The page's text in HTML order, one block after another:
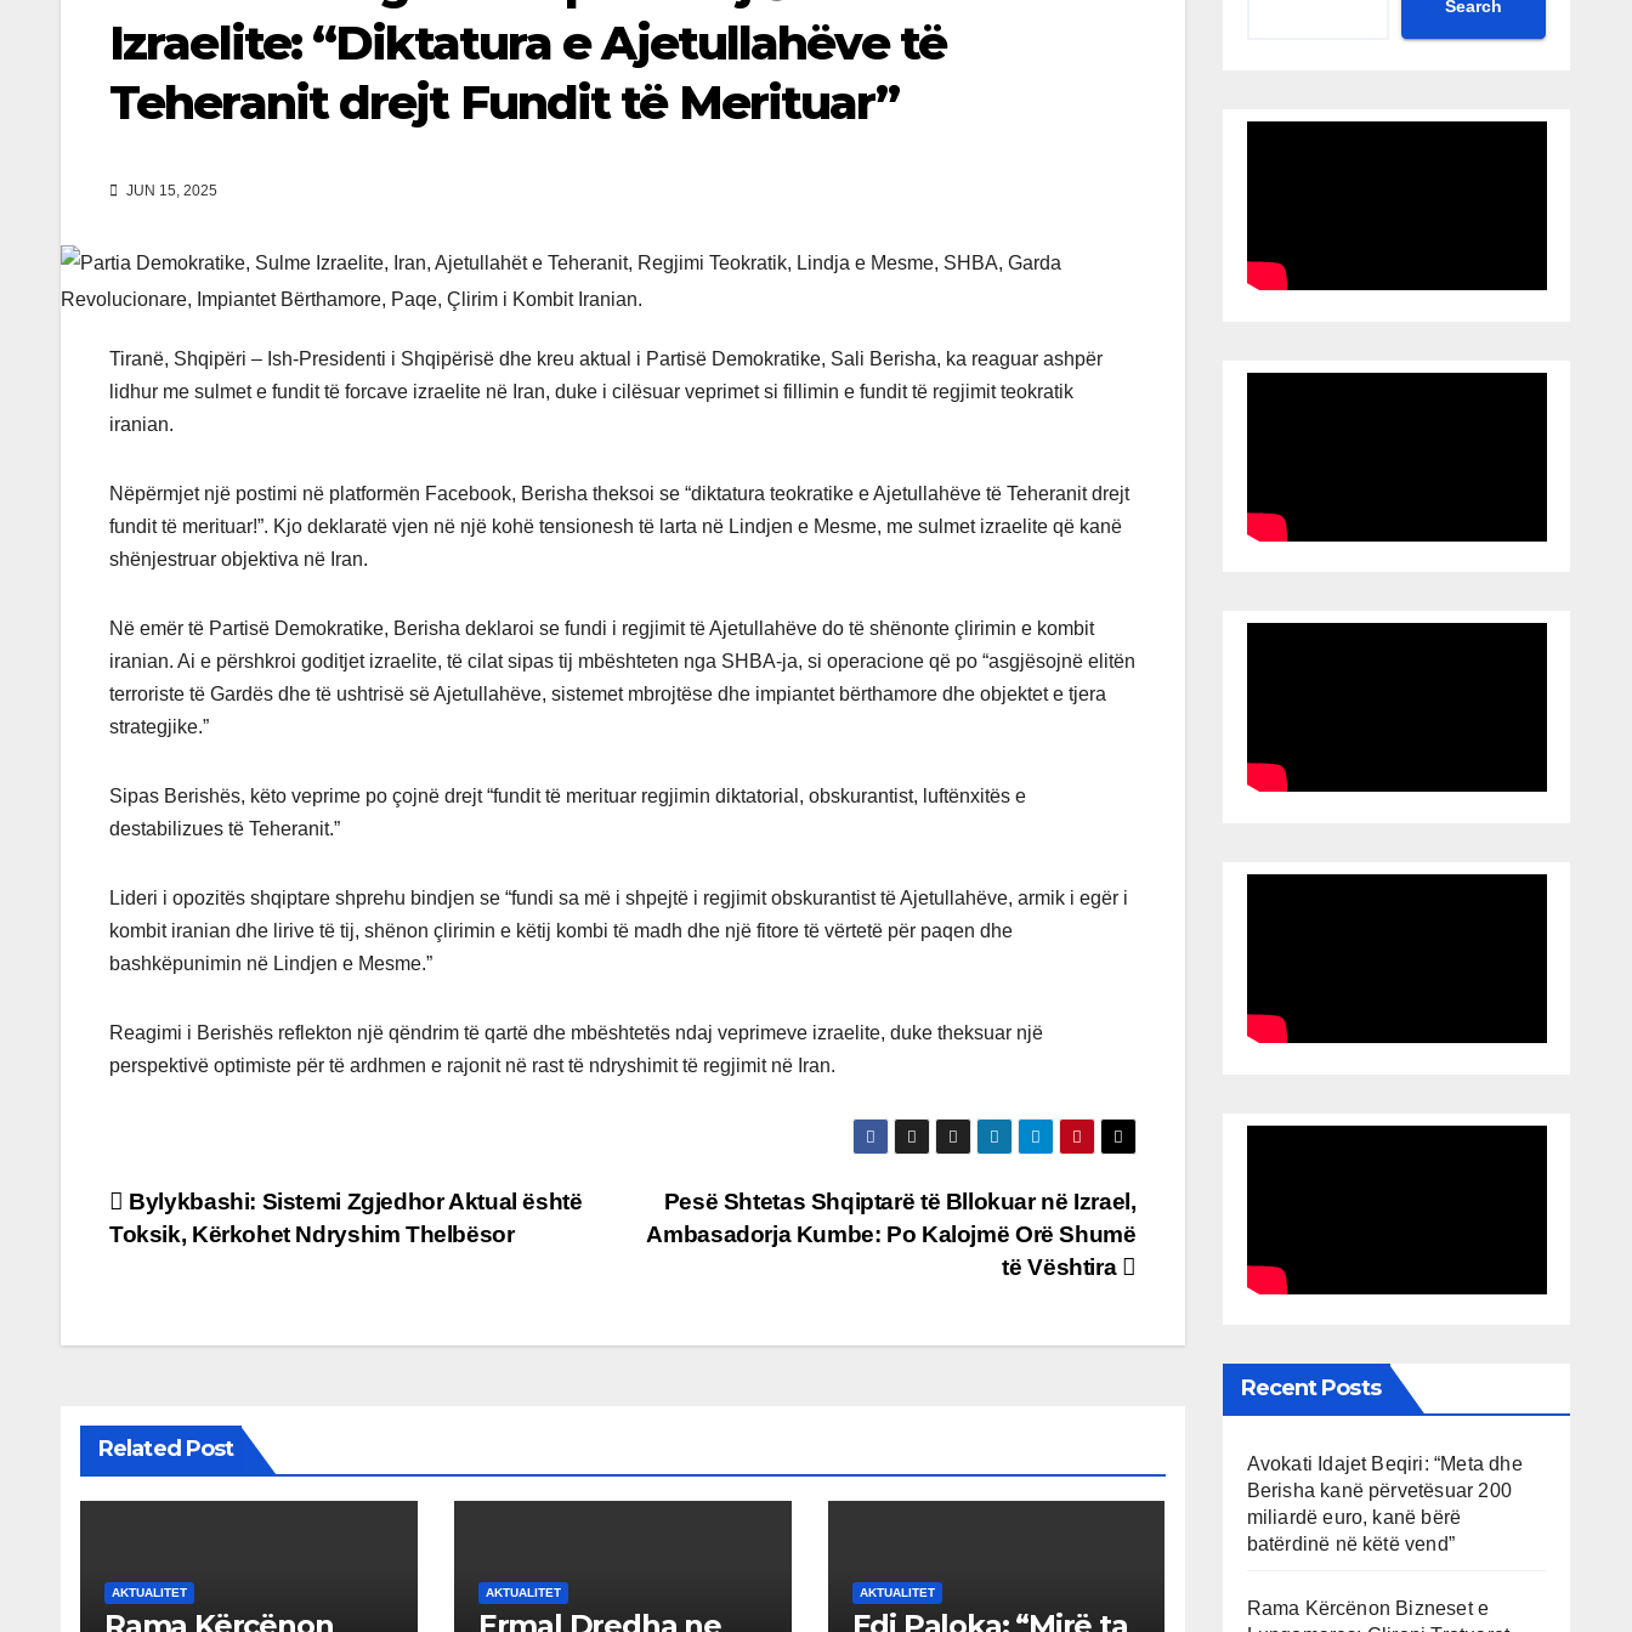
Izraelite: “Diktatura e Ajetullahëve të
Teheranit drejt Fundit të Merituar”
JUN 15, 2025
Tiranë, Shqipëri – Ish-Presidenti i Shqipërisë dhe kreu aktual i Partisë Demokratike, Sali Berisha, ka reaguar ashpër
lidhur me sulmet e fundit të forcave izraelite në Iran, duke i cilësuar veprimet si fillimin e fundit të regjimit teokratik
iranian.
Nëpërmjet një postimi në platformën Facebook, Berisha theksoi se “diktatura teokratike e Ajetullahëve të Teheranit drejt
fundit të merituar!”. Kjo deklaratë vjen në një kohë tensionesh të larta në Lindjen e Mesme, me sulmet izraelite që kanë
shënjestruar objektiva në Iran.
Në emër të Partisë Demokratike, Berisha deklaroi se fundi i regjimit të Ajetullahëve do të shënonte çlirimin e kombit
iranian. Ai e përshkroi goditjet izraelite, të cilat sipas tij mbështeten nga SHBA-ja, si operacione që po “asgjësojnë elitën
terroriste të Gardës dhe të ushtrisë së Ajetullahëve, sistemet mbrojtëse dhe impiantet bërthamore dhe objektet e tjera
strategjike.”
Sipas Berishës, këto veprime po çojnë drejt “fundit të merituar regjimin diktatorial, obskurantist, luftënxitës e
destabilizues të Teheranit.”
Lideri i opozitës shqiptare shprehu bindjen se “fundi sa më i shpejtë i regjimit obskurantist të Ajetullahëve, armik i egër i
kombit iranian dhe lirive të tij, shënon çlirimin e këtij kombi të madh dhe një fitore të vërtetë për paqen dhe
bashkëpunimin në Lindjen e Mesme.”
Reagimi i Berishës reflekton një qëndrim të qartë dhe mbështetës ndaj veprimeve izraelite, duke theksuar një
perspektivë optimiste për të ardhmen e rajonit në rast të ndryshimit të regjimit në Iran.
Post
navigation
Pesë Shtetas Shqiptarë të Bllokuar në Izrael,
Ambasadorja Kumbe: Po Kalojmë Orë Shumë
të Vështira
Bylykbashi: Sistemi Zgjedhor Aktual është
Toksik, Kërkohet Ndryshim Thelbësor
Related Post
AKTUALITET AKTUALITET AKTUALITET
Search
Recent Posts
Avokati Idajet Beqiri: “Meta dhe
Berisha kanë përvetësuar 200
miliardë euro, kanë bërë
batërdinë në këtë vend”
Rama Kërcënon Bizneset e